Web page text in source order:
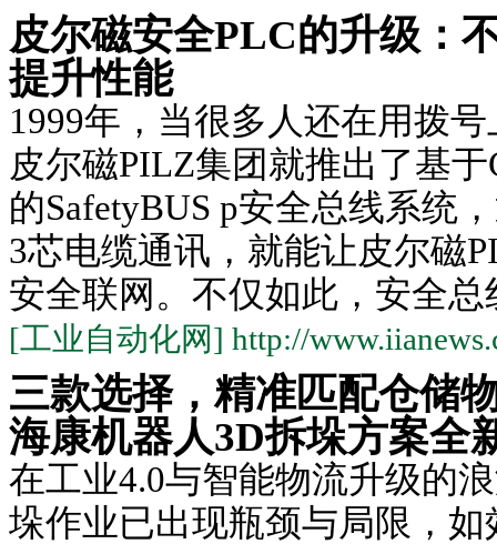
皮尔磁安全PLC的升级：
提升性能
1999年，当很多人还在用拨
皮尔磁PILZ集团就推出了基
的SafetyBUS p安全总线系统
3芯电缆通讯，就能让皮尔磁
安全联网。不仅如此，安全总
[工业自动化网] http://
三款选择，精准匹配仓储
海康机器人3D拆垛方案全
在工业4.0与智能物流升级的
垛作业已出现瓶颈与局限，